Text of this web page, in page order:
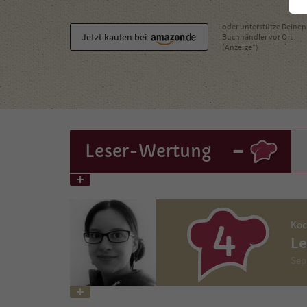
Jetzt kaufen bei
oder unterstütze Deinen
Buchhändler vor Ort
(Anzeige*)
Leser-Wertung -
4